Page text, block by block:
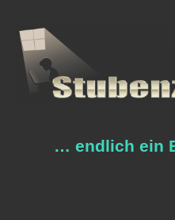
Inhalt
springen
… endlich ein